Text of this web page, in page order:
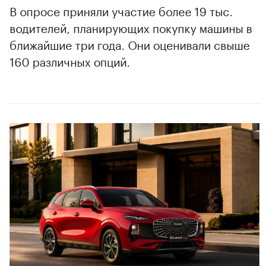
В опросе приняли участие более 19 тыс.
водителей, планирующих покупку машины в
ближайшие три года. Они оценивали свыше
160 различных опций.
00:00 / 00:00